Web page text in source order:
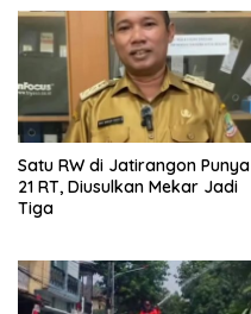
Satu RW di Jatirangon Punya
21 RT, Diusulkan Mekar Jadi
Tiga